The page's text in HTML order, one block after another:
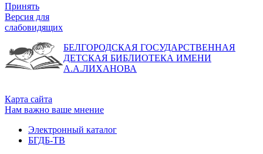
Принять
Версия для
слабовидящих
БЕЛГОРОДСКАЯ ГОСУДАРСТВЕННАЯ
ДЕТСКАЯ БИБЛИОТЕКА ИМЕНИ
А.А.ЛИХАНОВА
Карта сайта
Нам важно ваше мнение
Электронный каталог
БГДБ-ТВ